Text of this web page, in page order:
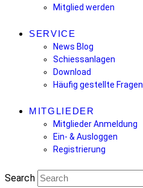
Mitglied werden
SERVICE
News Blog
Schiessanlagen
Download
Häufig gestellte Fragen
MITGLIEDER
Mitglieder Anmeldung
Ein- & Ausloggen
Registrierung
Search